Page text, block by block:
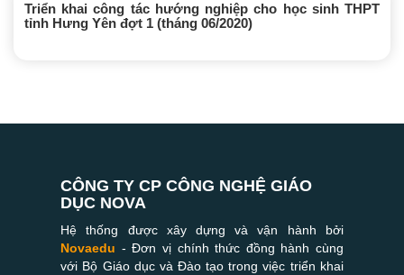
Triển khai công tác hướng nghiệp cho học sinh THPT
tỉnh Hưng Yên đợt 1 (tháng 06/2020)
CÔNG TY CP CÔNG NGHỆ GIÁO
DỤC NOVA
Hệ thống được xây dựng và vận hành bởi
Novaedu - Đơn vị chính thức đồng hành cùng
với Bộ Giáo dục và Đào tạo trong việc triển khai